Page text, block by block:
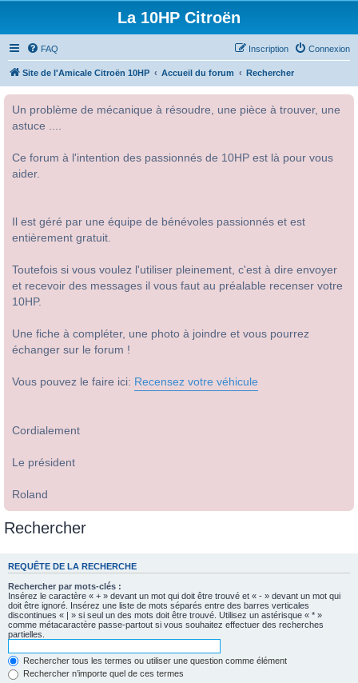
La 10HP Citroën
FAQ Connexion
Inscription
Site de l'Amicale Citroën 10HP Accueil du forum Rechercher
Un problème de mécanique à résoudre, une pièce à trouver, une
astuce ....
Ce forum à l'intention des passionnés de 10HP est là pour vous
aider.
Il est géré par une équipe de bénévoles passionnés et est
entièrement gratuit.
Toutefois si vous voulez l'utiliser pleinement, c'est à dire envoyer
et recevoir des messages il vous faut au préalable recenser votre
10HP.
Une fiche à compléter, une photo à joindre et vous pourrez
échanger sur le forum !
Vous pouvez le faire ici: Recensez votre véhicule
Cordialement
Le président
Roland
Rechercher
REQUÊTE DE LA RECHERCHE
Rechercher par mots-clés :
Insérez le caractère « + » devant un mot qui doit être trouvé et « - » devant un mot qui
doit être ignoré. Insérez une liste de mots séparés entre des barres verticales
discontinues « | » si seul un des mots doit être trouvé. Utilisez un astérisque « * »
comme métacaractère passe-partout si vous souhaitez effectuer des recherches
partielles.
Rechercher tous les termes ou utiliser une question comme élément
Rechercher n’importe quel de ces termes